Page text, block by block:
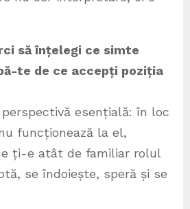
să înțelegi ce simte
te de ce accepți poziția
perspectivă esențială: în loc
funcționează la el,
ți-e atât de familiar rolul
se îndoiește, speră și se